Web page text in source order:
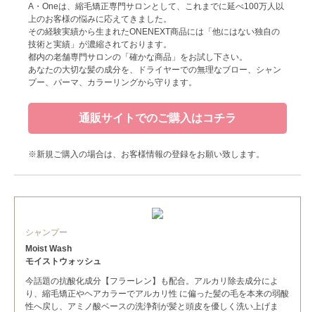
A・Oneは、縮毛矯正専門サロンとして、これまでに延べ100万人以
上のお客様の悩みに応えてきました。
その経験実績から生まれたONENEXT商品には「他にはない独自の
技術と実績」が濃縮されております。
都内の老舗専門サロンの「確かな商品」をお試し下さい。
あなたの大切な髪の成分を、ドライヤーでの無理なブロー、シャン
プー、パーマ、カラーリングから守ります。
通販サイトでのご購入はコチラ
※新規ご購入の場合は、お客様情報の登録をお願い致します。
シャンプー
Moist Wash
モイストウォッシュ
今話題の抗酸化成分【フラーレン】も配合。アルカリ除去成分によ
り、縮毛矯正やヘアカラーでアルカリ性 に偏った髪の毛を本来の弱酸
性へ戻し、アミノ酸ベースの洗浄剤が髪と頭皮を優しく洗い上げま